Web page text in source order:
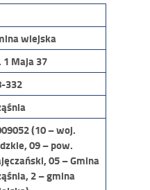
wiejska
1 Maja 37
332
(10 – woj.
09 – pow.
05 – Gmina
2 – gmina